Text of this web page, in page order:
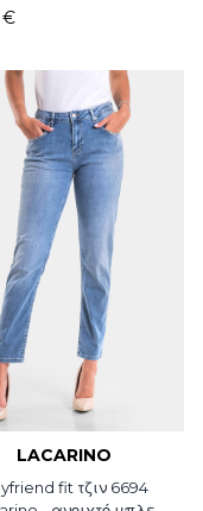
€
LACARINO
fit τζιν 6694